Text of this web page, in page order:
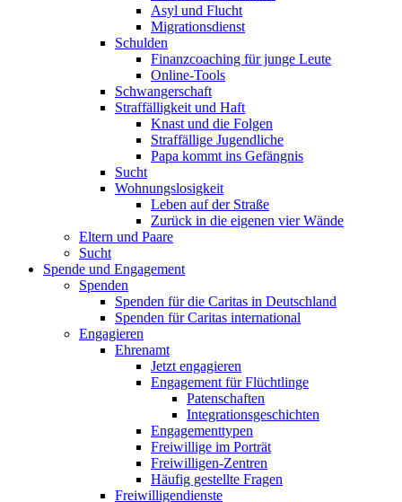
Asyl und Flucht
Migrationsdienst
Schulden
Finanzcoaching für junge Leute
Online-Tools
Schwangerschaft
Straffälligkeit und Haft
Knast und die Folgen
Straffällige Jugendliche
Papa kommt ins Gefängnis
Sucht
Wohnungslosigkeit
Leben auf der Straße
Zurück in die eigenen vier Wände
Eltern und Paare
Sucht
Spende und Engagement
Spenden
Spenden für die Caritas in Deutschland
Spenden für Caritas international
Engagieren
Ehrenamt
Jetzt engagieren
Engagement für Flüchtlinge
Patenschaften
Integrationsgeschichten
Engagementtypen
Freiwillige im Porträt
Freiwilligen-Zentren
Häufig gestellte Fragen
Freiwilligendienste